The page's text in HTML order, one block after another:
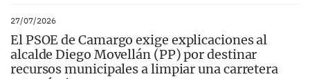
27/07/2026
El PSOE de Camargo exige explicaciones al
alcalde Diego Movellán (PP) por destinar
recursos municipales a limpiar una carretera